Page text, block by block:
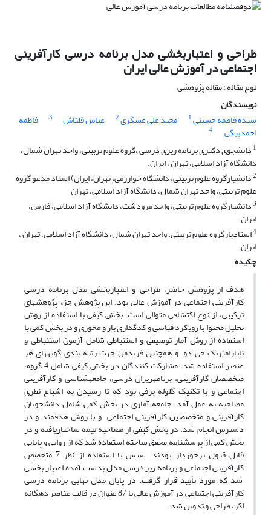
طراحی و اعتباربخشی مدل برنامه درسی کارآفرینی
اجتماعی در آموزش عالی ایران
نوع مقاله : مقاله پژوهشی
نویسندگان
سیده فاطمه حسینی1 مجید علی عسگری2 عباس قلتاش 3 فاطمه
احمدبیگی
4
1 دانشجوی دکتری برنامه ریزی درسی ،گروه علوم تربیتی، واحد تهران شمال،
دانشگاه آزاد اسلامی، تهران ، ایران.
2دانشیارگروه علوم تربیتی، دانشگاه خوارزمی، تهران، ایران) استاد مدعو گروه
علوم تربیتی، واحد تهران شمال، دانشگاه آزاد اسلامی، تهران
3دانشیارگروه علوم تربیتی، واحد مرودشت، دانشگاه آزاد اسلامی، فارس،
ایران
4استادیارگروه علوم تربیتی، واحد تهران شمال، دانشگاه آزاد اسلامی، تهران ،
ایران
چکیده
هدف از پژوهش حاضر، طراحی و اعتباربخشی مدل برنامه درسی
کارآفرینی اجتماعی در آموزش عالی بود. این پژوهش جزء پژوهش­های
ترکیبی، از نوع اکتشافی متوالی است. بخش کیفی با استفاده از روش
تحلیل محتوا با رویکرد قیاسی و کدگذاری باز و محوری و در بخش کمی با
استفاده از روش آمار توصیفی و استنباطی شامل آزمون استنباطی و
ناپارامتریک خی دو و همچنین فریدمن جهت رتبه بندی گویه­­های هر
عنصر استفاده شد. مشارکت کنندگان در بخش کیفی شامل 4 گروه،
متخصصان کارآفرینی، برنامه­ریزان درسی، جامعه­شناسی و کارآفرینی
اجتماعی و با تکنیک گلوله برفی بود که تا رسیدن به اشباع نظری
مصاحبه به­ عمل آمد. جامعه آماری در بخش کمی شامل دانشجویان
کارآفرینی و متخصصین کارآفرینی اجتماعی و با روش هدفمند و در
دسترس انجام شد. در بخش کیفی از مصاحبه نیمه ساختاریافته و در
بخش کمی از پرسشنامه محقق ساخته استفاده شد که از روایی و پایایی
قابل قبول برخوردار بودند. سپس با استفاده از نظر 7 متخصص
کارآفرینی اجتماعی و برنامه ریز درسی مدل بدست آمده اعتبار بخشی
شد که مورد تأیید قرار گرفت. در پایان مدل نهایی برنامه درسی
کارآفرینی اجتماعی در آموزش عالی با 87 عنوان در قالب عناصر دهگانه
اکر، طراحی و تدوین شد.